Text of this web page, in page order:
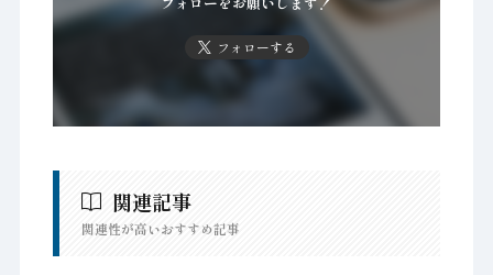
フォローする
関連記事
関連性が高いおすすめ記事